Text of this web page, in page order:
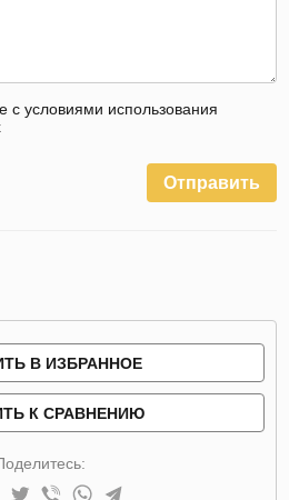
с условиями использования
Отправить
В ИЗБРАННОЕ
К СРАВНЕНИЮ